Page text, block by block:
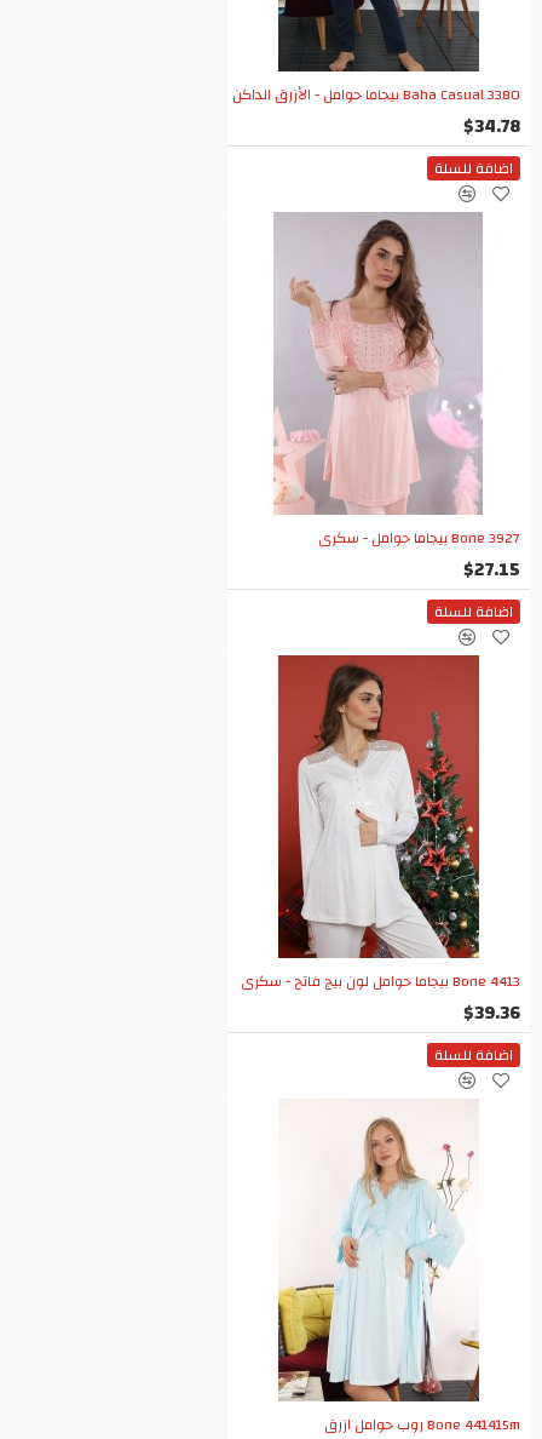
Baha Casual 3380 بيجاما حوامل - الأزرق الداكن
$34.78
اضافة للسلة
Bone 3927 بيجاما حوامل - سكري
$27.15
اضافة للسلة
Bone 4413 بيجاما حوامل لون بيج فاتح - سكري
$39.36
اضافة للسلة
Bone 441415m روب حوامل ازرق